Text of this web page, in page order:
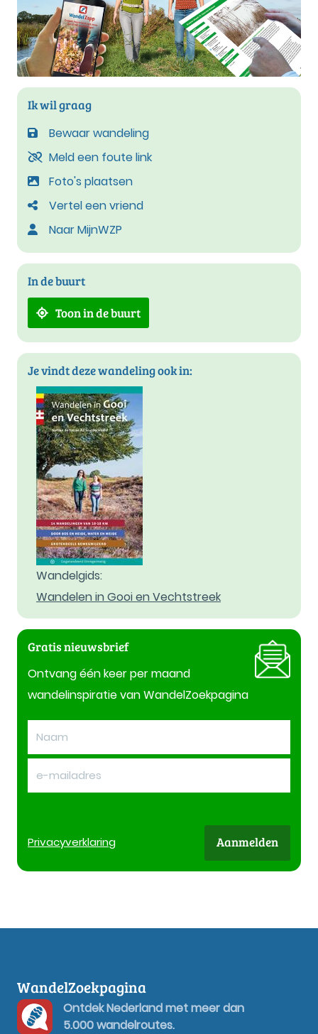
Ik wil graag
Bewaar wandeling
Meld een foute link
Foto's plaatsen
Vertel een vriend
Naar MijnWZP
In de buurt
Toon in de buurt
Je vindt deze wandeling ook in:
Wandelgids:
Wandelen in Gooi en Vechtstreek
Gratis nieuwsbrief
Ontvang één keer per maand
wandelinspiratie van WandelZoekpagina
Privacyverklaring Aanmelden
WandelZoekpagina
Ontdek Nederland met meer dan
5.000 wandelroutes.